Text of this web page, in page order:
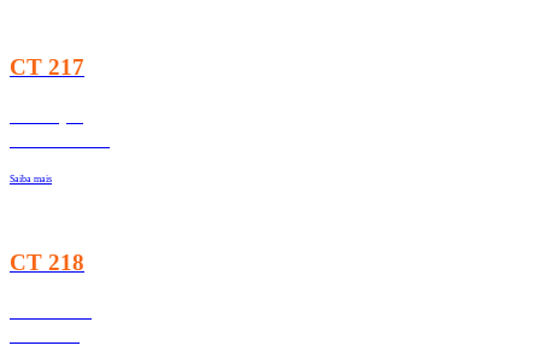
CT 217
Saiba mais
CT 218